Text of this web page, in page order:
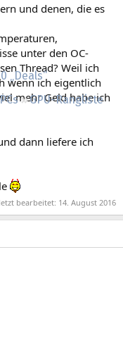
„Deals“
GPU-Rangliste
und denen, die es
unter den OC-
Thread? Weil ich
wenn ich eigentlich
mehr Geld habe ich
dann liefere ich
bearbeitet: 14. August 2016